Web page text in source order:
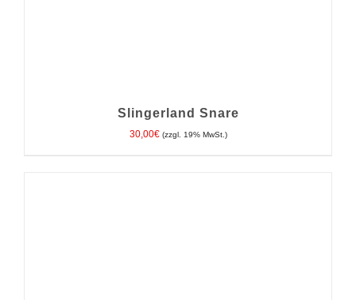
Slingerland Snare
30,00€ (zzgl. 19% MwSt.)